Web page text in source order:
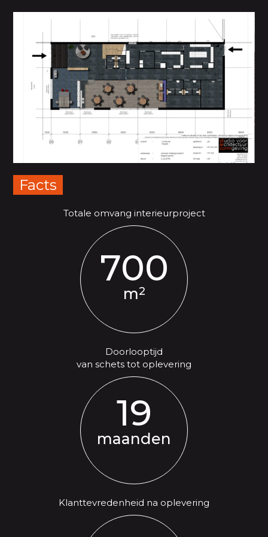
Facts
Totale omvang interieurproject
700
m2
Doorlooptijd
van schets tot oplevering
19
maanden
Klanttevredenheid na oplevering